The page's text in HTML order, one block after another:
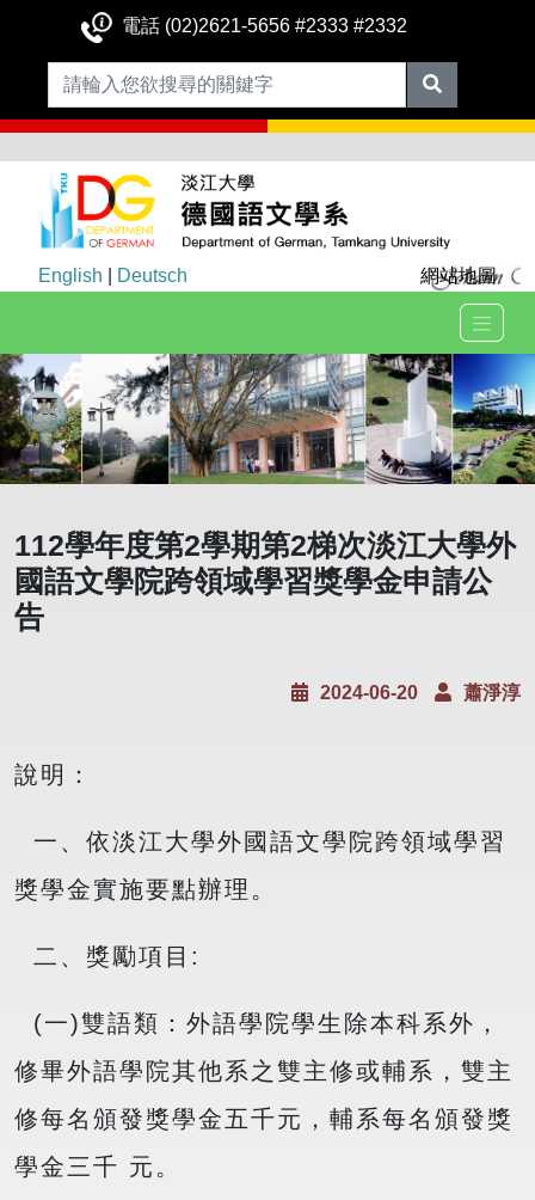
電話 (02)2621-5656 #2333 #2332
English Deutsch 網站地圖
112學年度第2學期第2梯次淡江大學外
國語文學院跨領域學習獎學金申請公
告
2024-06-20 蕭淨淳
說明：
一、依淡江大學外國語文學院跨領域學習
獎學金實施要點辦理。
二、獎勵項目:
(一)雙語類：外語學院學生除本科系外，
修畢外語學院其他系之雙主修或輔系，雙主
修每名頒發獎學金五千元，輔系每名頒發獎
學金三千 元。